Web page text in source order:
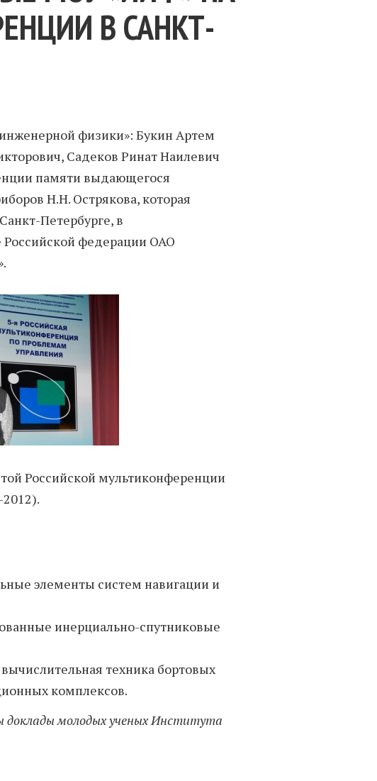
В САНКТ-
физики»: Букин Артем
Садеков Ринат Наилевич
памяти выдающегося
Н.Н. Острякова, которая
Петербурге, в
Российской федерации ОАО
Российской мультиконференции
элементы систем навигации и
инерциально-спутниковые
техника бортовых
комплексов.
доклады молодых ученых Института